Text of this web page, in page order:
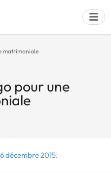
matrimoniale
pour une
décembre 2015.